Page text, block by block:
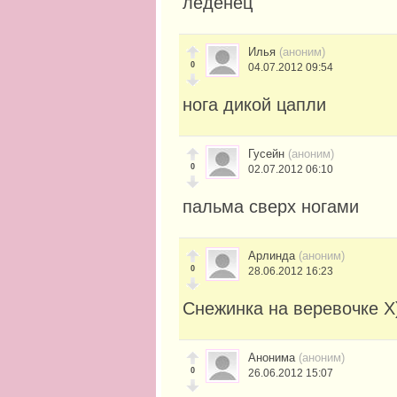
0
Илья (аноним)
04.07.2012 09:54
нога дикой цапли
0
Гусейн (аноним)
02.07.2012 06:10
пальма сверх ногами
0
Арлинда (аноним)
28.06.2012 16:23
Снежинка на веревочке
0
Анонима (аноним)
26.06.2012 15:07